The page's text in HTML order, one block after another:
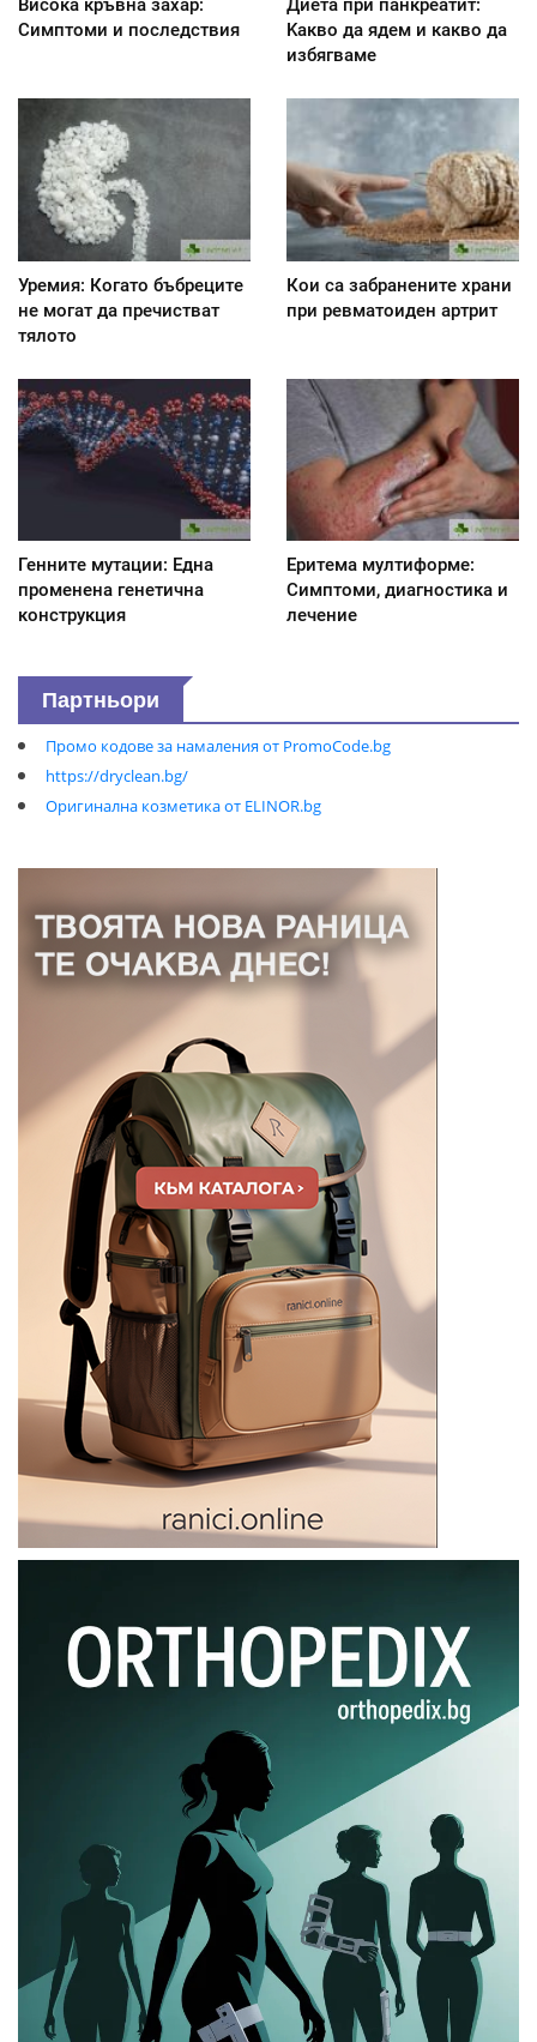
Висока кръвна захар:
Симптоми и последствия
Диета при панкреатит:
Kакво да ядем и какво да
избягваме
Уремия: Когато бъбреците
не могат да пречистват
тялото
Кои са забранените храни
при ревматоиден артрит
Генните мутации: Една
променена генетична
конструкция
Еритема мултиформе:
Симптоми, диагностика и
лечение
Партньори
Промо кодове за намаления от PromoCode.bg
https://dryclean.bg/
Оригинална козметика от ELINOR.bg